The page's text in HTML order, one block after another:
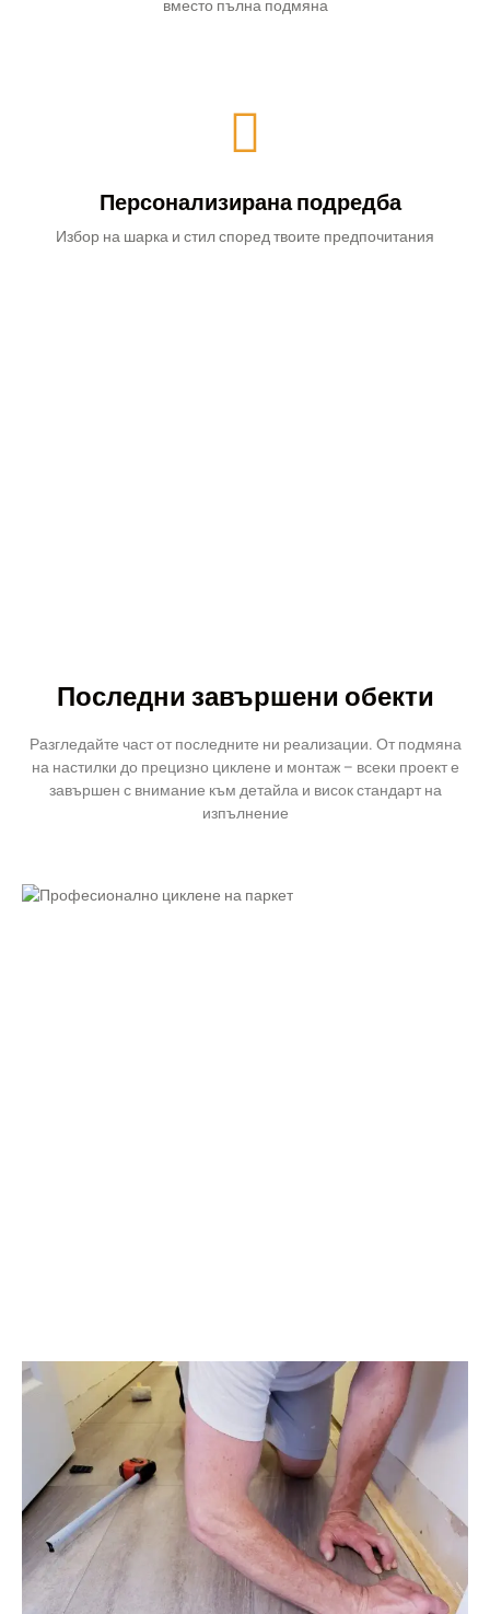
вместо пълна подмяна
Персонализирана подредба
Избор на шарка и стил според твоите предпочитания
Последни завършени обекти
Разгледайте част от последните ни реализации. От подмяна
на настилки до прецизно циклене и монтаж – всеки проект е
завършен с внимание към детайла и висок стандарт на
изпълнение